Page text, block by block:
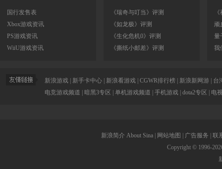
国行发售表
Xbox游戏资讯
PS游戏资讯
WiiU游戏资讯
《瑞奇与叮当》评测
《如龙极》评测
《生化危机0》评测
《撕纸小邮差》评测
顽
量
我
新浪游戏 新手卡中心 新浪看游戏 CGWR排行榜 新浪新网游
台
电竞游戏频道
暗黑3专区 单机游戏频道 手机游戏 dota2专区 电
新浪简介 About Sina 网站地图 广告服务
联
Copyright © 1996-